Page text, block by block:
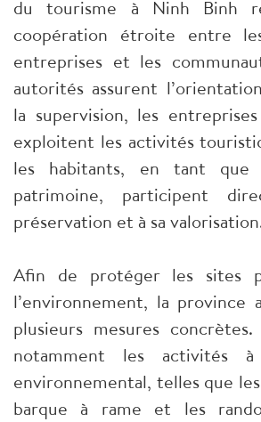
du tourisme à Ninh Binh
coopération étroite entre
entreprises et les
autorités assurent
la supervision, les
exploitent les activités
les habitants, en tant que
patrimoine, participent
préservation et à sa
Afin de protéger les sites
l’environnement, la
plusieurs mesures
notamment les activités
environnemental, telles que
barque à rame et les